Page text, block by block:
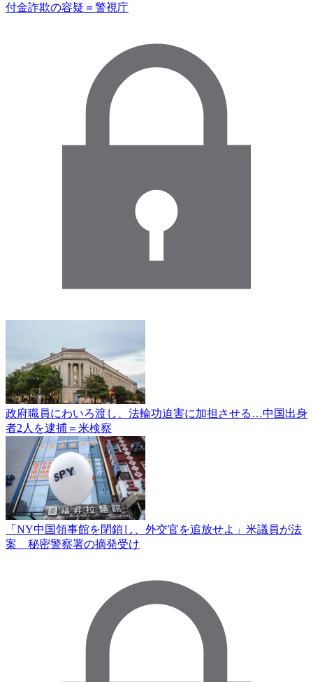
付金詐欺の容疑＝警視庁
政府職員にわいろ渡し、法輪功迫害に加担させる…中国出身
者2人を逮捕＝米検察
「NY中国領事館を閉鎖し、外交官を追放せよ」米議員が法
案 秘密警察署の摘発受け